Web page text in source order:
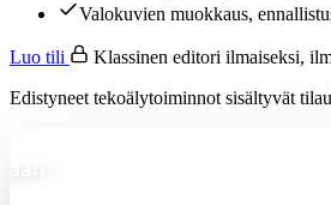
Valokuvien muokkaus,
Luo tili
Klassinen editori ilmaiseksi,
Edistyneet tekoälytoiminnot sisältyvät